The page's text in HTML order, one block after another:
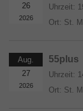
26
2026
Uhrzeit:
Ort: St.
Aug.
27
2026
55plus
Uhrzeit:
Ort: St.